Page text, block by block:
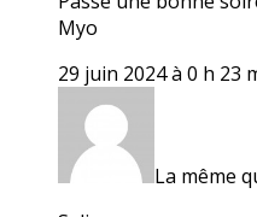
Myo
29 juin 2024 à 0 h 23
La même